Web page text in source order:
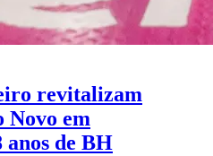
revitalizam
Novo em
anos de BH